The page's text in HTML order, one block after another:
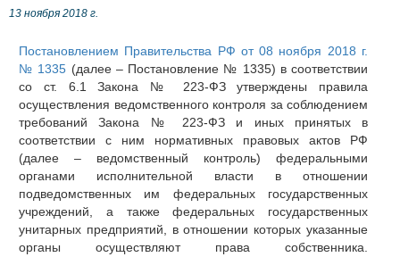
13 ноября 2018 г.
Постановлением Правительства РФ от 08 ноября 2018 г.
№ 1335 (далее – Постановление № 1335) в соответствии
со ст. 6.1 Закона № 223-ФЗ утверждены правила
осуществления ведомственного контроля за соблюдением
требований Закона № 223-ФЗ и иных принятых в
соответствии с ним нормативных правовых актов РФ
(далее – ведомственный контроль) федеральными
органами исполнительной власти в отношении
подведомственных им федеральных государственных
учреждений, а также федеральных государственных
унитарных предприятий, в отношении которых указанные
органы осуществляют права собственника.